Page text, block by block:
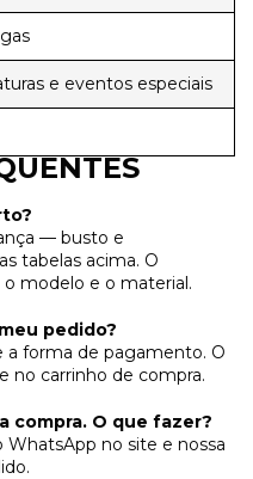
e eventos especiais
— busto e
tabelas acima. O
modelo e o material.
pedido?
a forma de pagamento. O
no carrinho de compra.
compra. O que fazer?
no site e nossa